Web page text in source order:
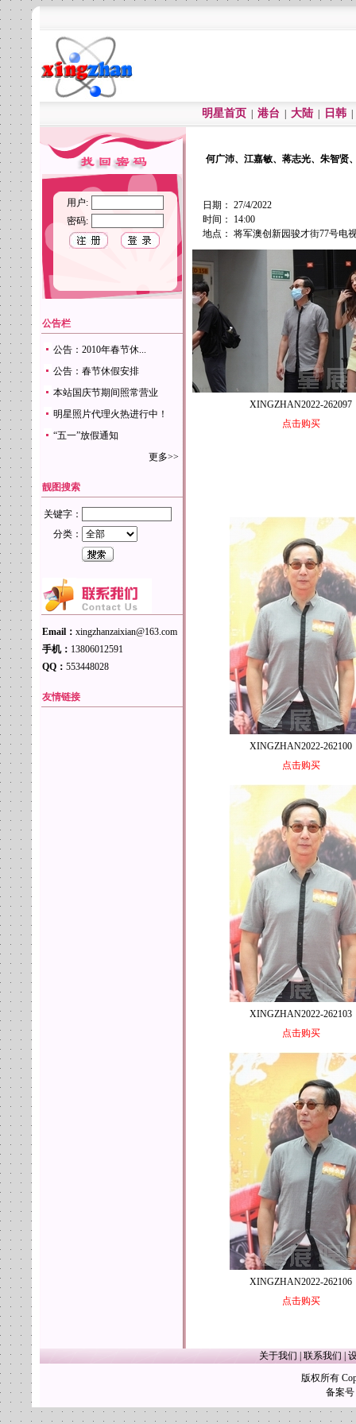
明星首页 港台 大陆 日韩
用户:
密码:
公告栏
公告：2010年春节休...
公告：春节休假安排
本站国庆节期间照常营业
明星照片代理火热进行中！
“五一”放假通知
更多>>
靓图搜索
关键字：
分类：
Email： xingzhanzaixian@163.com
手机： 13806012591
QQ： 553448028
友情链接
何广沛、江嘉敏、蒋志光、朱智贤
日期： 27/4/2022
时间： 14:00
地点： 将军澳创新园骏才街77号电
XINGZHAN2022-262097
点击购买
XINGZHAN2022-262100
点击购买
XINGZHAN2022-262103
点击购买
XINGZHAN2022-262106
点击购买
关于我们 联系我们
版权所有
备案号